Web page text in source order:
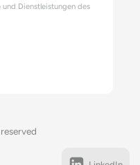
Dienstleistungen des